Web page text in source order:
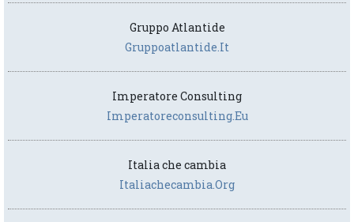
Gruppo Atlantide
Gruppoatlantide.it
Imperatore Consulting
Imperatoreconsulting.eu
Italia che cambia
Italiachecambia.org